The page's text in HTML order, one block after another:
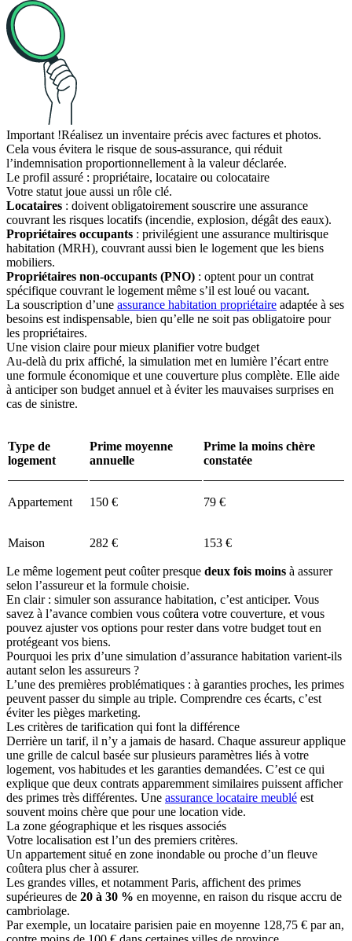
Important !Réalisez un inventaire précis avec factures et photos.
Cela vous évitera le risque de sous-assurance, qui réduit
l’indemnisation proportionnellement à la valeur déclarée.
Le profil assuré : propriétaire, locataire ou colocataire
Votre statut joue aussi un rôle clé.
Locataires : doivent obligatoirement souscrire une assurance
couvrant les risques locatifs (incendie, explosion, dégât des eaux).
Propriétaires occupants : privilégient une assurance multirisque
habitation (MRH), couvrant aussi bien le logement que les biens
mobiliers.
Propriétaires non-occupants (PNO) : optent pour un contrat
spécifique couvrant le logement même s’il est loué ou vacant.
La souscription d’une assurance habitation propriétaire adaptée à ses
besoins est indispensable, bien qu’elle ne soit pas obligatoire pour
les propriétaires.
Une vision claire pour mieux planifier votre budget
Au-delà du prix affiché, la simulation met en lumière l’écart entre
une formule économique et une couverture plus complète. Elle aide
à anticiper son budget annuel et à éviter les mauvaises surprises en
cas de sinistre.
Type de
logement
Prime moyenne
annuelle
Prime la moins chère
constatée
Appartement 150 € 79 €
Maison 282 € 153 €
Le même logement peut coûter presque deux fois moins à assurer
selon l’assureur et la formule choisie.
En clair : simuler son assurance habitation, c’est anticiper. Vous
savez à l’avance combien vous coûtera votre couverture, et vous
pouvez ajuster vos options pour rester dans votre budget tout en
protégeant vos biens.
Pourquoi les prix d’une simulation d’assurance habitation varient-ils
autant selon les assureurs ?
L’une des premières problématiques : à garanties proches, les primes
peuvent passer du simple au triple. Comprendre ces écarts, c’est
éviter les pièges marketing.
Les critères de tarification qui font la différence
Derrière un tarif, il n’y a jamais de hasard. Chaque assureur applique
une grille de calcul basée sur plusieurs paramètres liés à votre
logement, vos habitudes et les garanties demandées. C’est ce qui
explique que deux contrats apparemment similaires puissent afficher
des primes très différentes. Une assurance locataire meublé est
souvent moins chère que pour une location vide.
La zone géographique et les risques associés
Votre localisation est l’un des premiers critères.
Un appartement situé en zone inondable ou proche d’un fleuve
coûtera plus cher à assurer.
Les grandes villes, et notamment Paris, affichent des primes
supérieures de 20 à 30 % en moyenne, en raison du risque accru de
cambriolage.
Par exemple, un locataire parisien paie en moyenne 128,75 € par an,